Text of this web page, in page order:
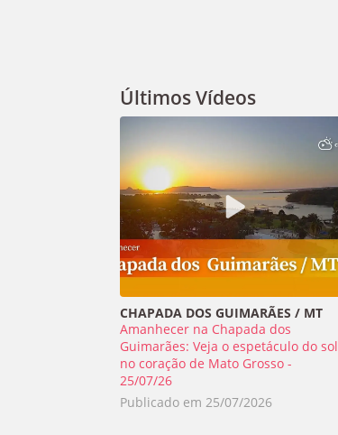
Últimos Vídeos
CHAPADA DOS GUIMARÃES / MT
Amanhecer na Chapada dos
Guimarães: Veja o espetáculo do sol
no coração de Mato Grosso -
25/07/26
Publicado em 25/07/2026